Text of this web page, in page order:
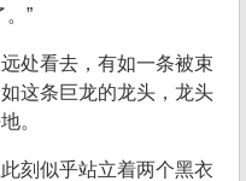
”
处看去，有如一条被束
这条巨龙的龙头，龙头
。
刻似乎站立着两个黑衣